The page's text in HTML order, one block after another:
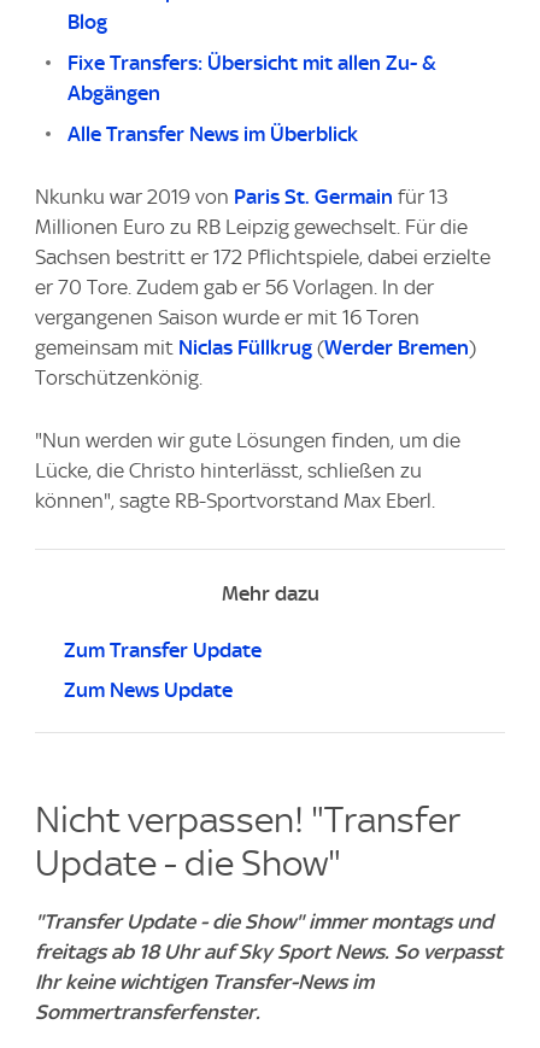
Blog
Fixe Transfers: Übersicht mit allen Zu- &
Abgängen
Alle Transfer News im Überblick
Nkunku war 2019 von Paris St. Germain für 13
Millionen Euro zu RB Leipzig gewechselt. Für die
Sachsen bestritt er 172 Pflichtspiele, dabei erzielte
er 70 Tore. Zudem gab er 56 Vorlagen. In der
vergangenen Saison wurde er mit 16 Toren
gemeinsam mit Niclas Füllkrug (Werder Bremen)
Torschützenkönig.
"Nun werden wir gute Lösungen finden, um die
Lücke, die Christo hinterlässt, schließen zu
können", sagte RB-Sportvorstand Max Eberl.
Mehr dazu
Zum Transfer Update
Zum News Update
Nicht verpassen! "Transfer
Update - die Show"
"Transfer Update - die Show" immer montags und
freitags ab 18 Uhr auf Sky Sport News. So verpasst
Ihr keine wichtigen Transfer-News im
Sommertransferfenster.